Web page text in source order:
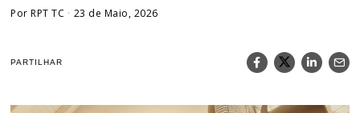
PorRPT TC 23 de Maio, 2026
PARTILHAR